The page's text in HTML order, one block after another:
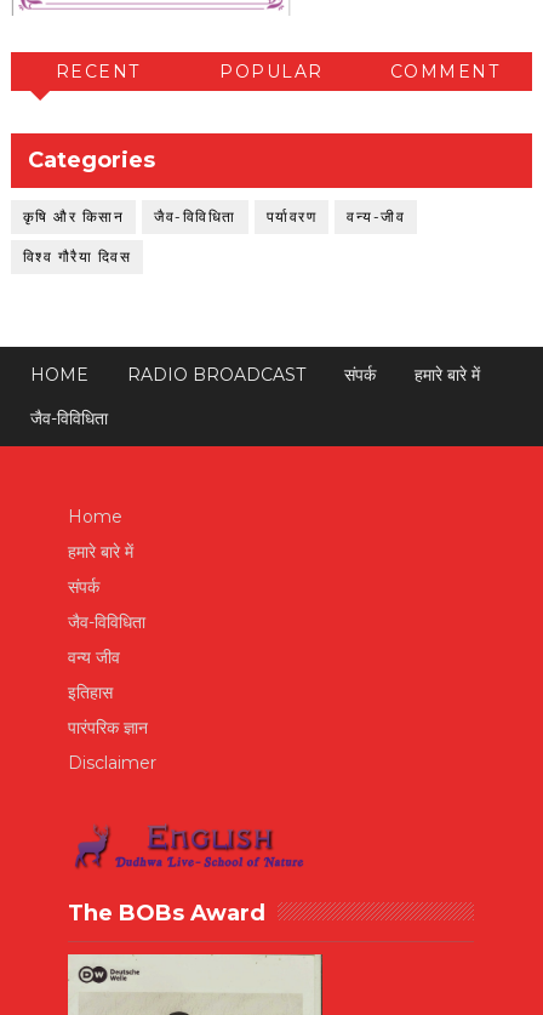
RECENT POPULAR COMMENT
Categories
कृषि और किसान जैव-विविधिता पर्यावरण वन्य-जीव
विश्व गौरैया दिवस
HOME RADIO BROADCAST संपर्क
हमारे बारे में
जैव-विविधिता
Home
हमारे बारे में
संपर्क
जैव-विविधिता
वन्य जीव
इतिहास
पारंपरिक ज्ञान
Disclaimer
The BOBs Award